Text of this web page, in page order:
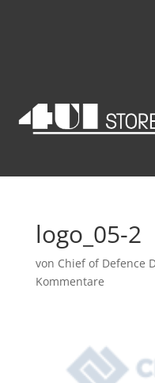
logo_05-2
von Chief of Defence
Kommentare